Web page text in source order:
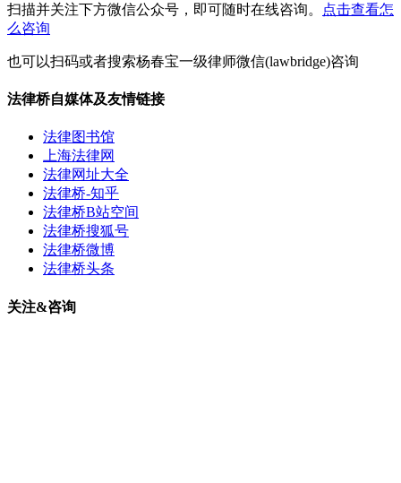
扫描并关注下方微信公众号，即可随时在线咨询。
点击查看怎
么咨询
也可以扫码或者搜索杨春宝一级律师微信(lawbridge)咨询
法律桥自媒体及友情链接
法律图书馆
上海法律网
法律网址大全
法律桥-知乎
法律桥B站空间
法律桥搜狐号
法律桥微博
法律桥头条
关注&咨询